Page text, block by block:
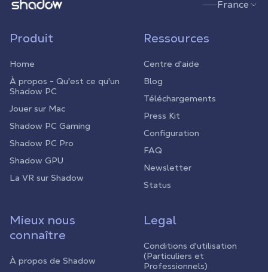
France
Produit
Home
À propos - Qu'est ce qu'un
Shadow PC
Jouer sur Mac
Shadow PC Gaming
Shadow PC Pro
Shadow GPU
La VR sur Shadow
Ressources
Centre d'aide
Blog
Téléchargements
Press Kit
Configuration
FAQ
Newsletter
Status
Mieux nous
connaître
À propos de Shadow
Legal
Conditions d'utilisation
(Particuliers et
Professionnels)